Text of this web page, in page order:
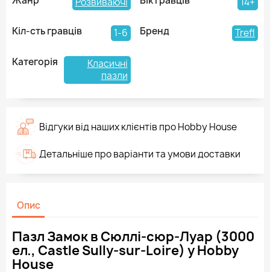
Кіл-сть гравців 1-6 Бренд Trefl
Категорія
Класичні
пазли
Відгуки від наших клієнтів про Hobby House
Детальніше про варіанти та умови доставки
Опис
Пазл Замок в Сюллі-сюр-Луар (3000
ел., Castle Sully-sur-Loire) у Hobby
House